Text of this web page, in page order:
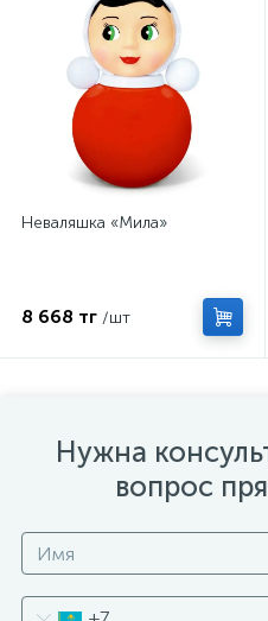
Неваляшка «Мила»
8 668 тг /шт
Нужна
вопрос